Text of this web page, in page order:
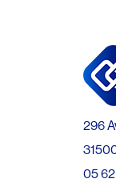
296
05